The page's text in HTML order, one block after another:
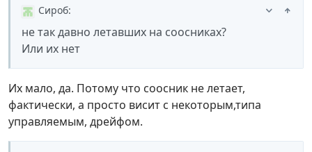
Сироб:
не так давно летавших на соосниках?
Или их нет
Их мало, да. Потому что соосник не летает,
фактически, а просто висит с некоторым,типа
управляемым, дрейфом.